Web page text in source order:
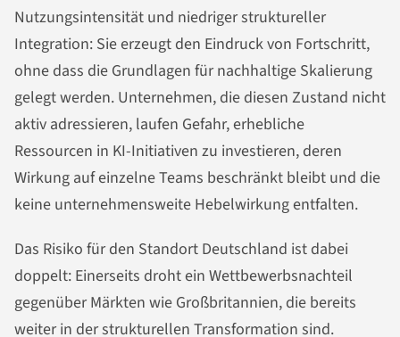
Nutzungsintensität und niedriger struktureller
Integration: Sie erzeugt den Eindruck von Fortschritt,
ohne dass die Grundlagen für nachhaltige Skalierung
gelegt werden. Unternehmen, die diesen Zustand nicht
aktiv adressieren, laufen Gefahr, erhebliche
Ressourcen in KI-Initiativen zu investieren, deren
Wirkung auf einzelne Teams beschränkt bleibt und die
keine unternehmensweite Hebelwirkung entfalten.
Das Risiko für den Standort Deutschland ist dabei
doppelt: Einerseits droht ein Wettbewerbsnachteil
gegenüber Märkten wie Großbritannien, die bereits
weiter in der strukturellen Transformation sind.